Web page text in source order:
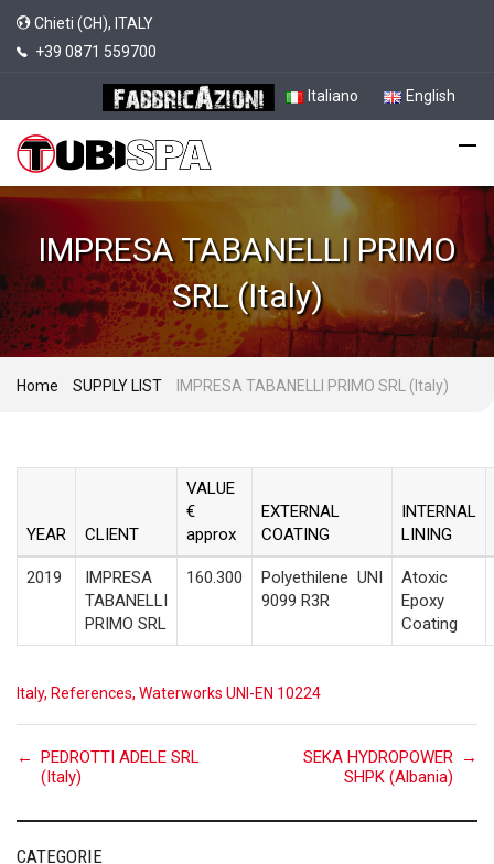
Chieti (CH), ITALY
+39 0871 559700
Italiano English
IMPRESA TABANELLI PRIMO
SRL (Italy)
Home SUPPLY LIST IMPRESA TABANELLI PRIMO SRL (Italy)
YEAR CLIENT
VALUE
€
approx
EXTERNAL
COATING
INTERNAL
LINING
2019
IMPRESA
TABANELLI
PRIMO SRL
160.300 Polyethilene UNI
9099 R3R
Atoxic
Epoxy
Coating
Italy, References, Waterworks UNI-EN 10224
Post
← PEDROTTI ADELE SRL
(Italy)
SEKA HYDROPOWER
SHPK (Albania)
→
CATEGORIE